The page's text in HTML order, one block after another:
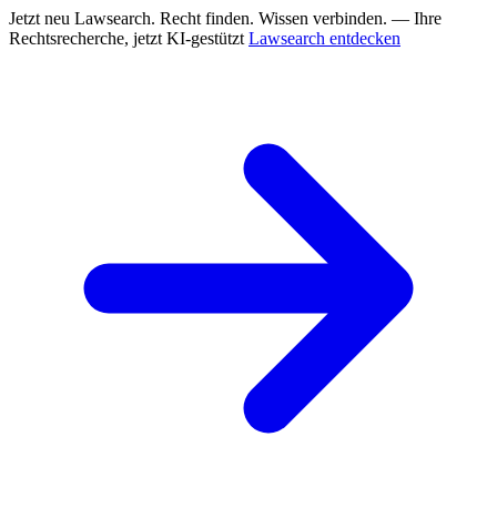
Jetzt neu Lawsearch. Recht finden. Wissen verbinden. — Ihre
Rechtsrecherche, jetzt KI-gestützt Lawsearch entdecken